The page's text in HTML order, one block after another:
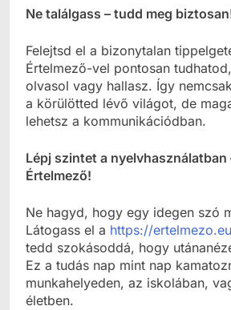
Ne találgass – tudd meg
Felejtsd el a bizonytalan
Értelmező-vel pontosan
olvasol vagy hallasz. Így
a körülötted lévő világot, de
lehetsz a kommunikációdban.
Lépj szintet a nyelvhasználatban
Értelmező!
Ne hagyd, hogy egy idegen szó
Látogass el a https://ertelmezo.eu
tedd szokásoddá, hogy
Ez a tudás nap mint nap
munkahelyeden, az iskolában,
életben.